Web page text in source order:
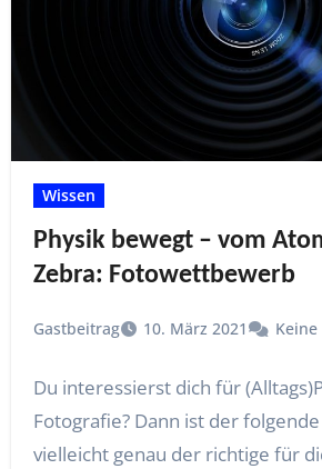
Wissen
Physik bewegt – vom
Zebra: Fotowettbewerb
Gastbeitrag 10. März 2021
Du interessierst dich für
Fotografie? Dann ist der
vielleicht genau der richtige für